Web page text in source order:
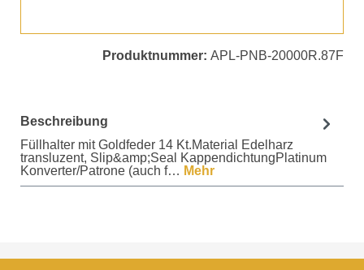
Produktnummer: APL-PNB-20000R.87F
Beschreibung
Füllhalter mit Goldfeder 14 Kt.Material Edelharz
transluzent, Slip&amp;Seal KappendichtungPlatinum
Konverter/Patrone (auch f… Mehr